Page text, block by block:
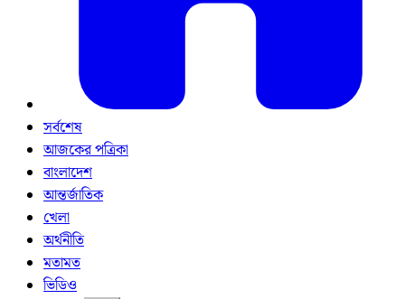
সর্বশেষ
আজকের পত্রিকা
বাংলাদেশ
আন্তর্জাতিক
খেলা
অর্থনীতি
মতামত
ভিডিও